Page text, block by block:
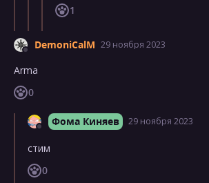
1
DemoniCalM 29 ноября 2023
Arma
0
Фома Киняев 29 ноября 2023
стим
0